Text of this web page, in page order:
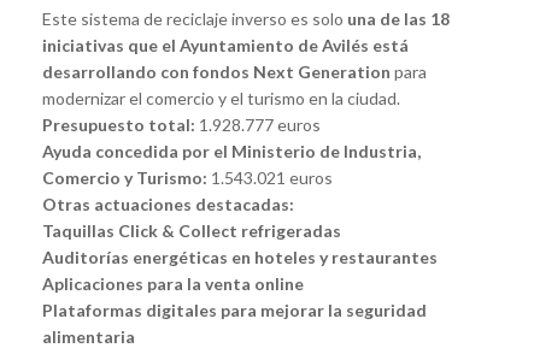
Este sistema de reciclaje inverso es solo una de las 18
iniciativas que el Ayuntamiento de Avilés está
desarrollando con fondos Next Generation para
modernizar el comercio y el turismo en la ciudad.
Presupuesto total: 1.928.777 euros
Ayuda concedida por el Ministerio de Industria,
Comercio y Turismo: 1.543.021 euros
Otras actuaciones destacadas:
Taquillas Click & Collect refrigeradas
Auditorías energéticas en hoteles y restaurantes
Aplicaciones para la venta online
Plataformas digitales para mejorar la seguridad
alimentaria